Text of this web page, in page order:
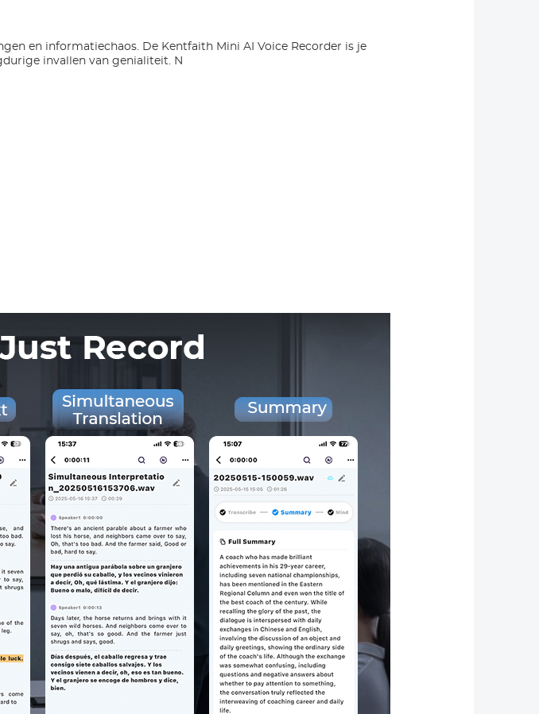
en informatiechaos. De Kentfaith Mini AI Voice Recorder is je
invallen van genialiteit. N